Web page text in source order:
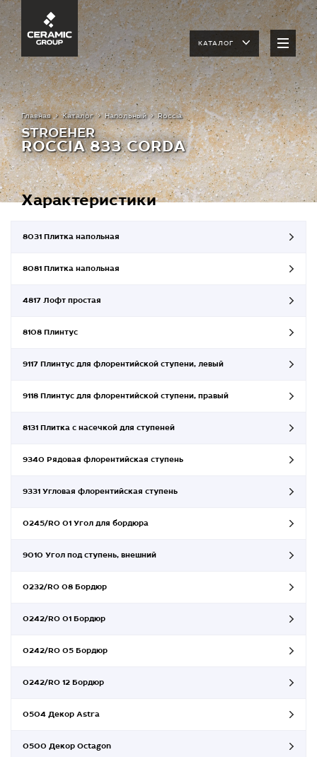
КАТАЛОГ
Главная Каталог Напольный Roccia
STROEHER
ROCCIA 833 CORDA
Характеристики
8031 Плитка напольная
8081 Плитка напольная
4817 Лофт простая
8108 Плинтус
9117 Плинтус для флорентийской ступени, левый
9118 Плинтус для флорентийской ступени, правый
8131 Плитка с насечкой для ступеней
9340 Рядовая флорентийская ступень
9331 Угловая флорентийская ступень
0245/RO 01 Угол для бордюра
9010 Угол под ступень, внешний
0232/RO 08 Бордюр
0242/RO 01 Бордюр
0242/RO 05 Бордюр
0242/RO 12 Бордюр
0504 Декор Astra
0500 Декор Octagon